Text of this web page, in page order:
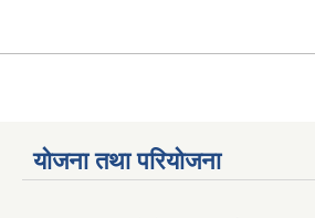
योजना तथा परियोजना